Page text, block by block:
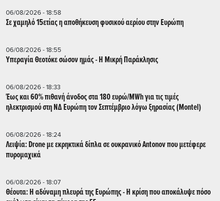
06/08/2026 - 18:58
Σε χαμηλό 15ετίας η αποθήκευση φυσικού αερίου στην Ευρώπη
06/08/2026 - 18:55
Υπεραγία Θεοτόκε σώσον ημάς - Η Μικρή Παράκλησις
06/08/2026 - 18:33
Έως και 60% πιθανή άνοδος στα 180 ευρώ/MWh για τις τιμές
ηλεκτρισμού στη ΝΔ Ευρώπη τον Σεπτέμβριο λόγω ξηρασίας (Montel)
06/08/2026 - 18:24
Λειψία: Drone με εκρηκτικά δίπλα σε ουκρανικό Antonov που μετέφερε
πυρομαχικά
06/08/2026 - 18:07
Θέουτα: Η αδύναμη πλευρά της Ευρώπης - Η κρίση που αποκάλυψε πόσο